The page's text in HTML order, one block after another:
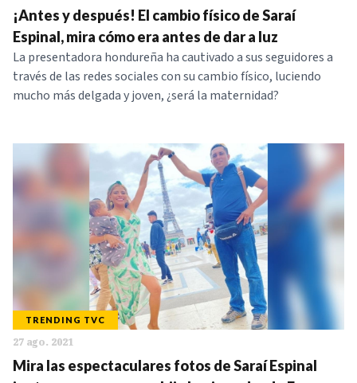
¡Antes y después! El cambio físico de Saraí
Espinal, mira cómo era antes de dar a luz
La presentadora hondureña ha cautivado a sus seguidores a
través de las redes sociales con su cambio físico, luciendo
mucho más delgada y joven, ¿será la maternidad?
TRENDING TVC
27 ago. 2021
Mira las espectaculares fotos de Saraí Espinal